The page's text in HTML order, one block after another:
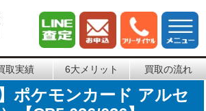
取実績 6大メリット 買取の流れ
】ポケモンカード アルセ